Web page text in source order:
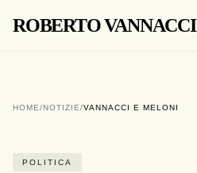
ROBERTO VANNACCI
HOME/NOTIZIE/VANNACCI E MELONI
POLITICA